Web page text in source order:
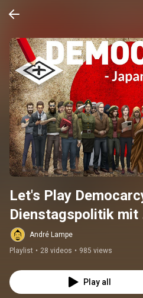
Let's Play
Dienstagspolitik mit
André Lampe
Playlist • 28 videos • 985 views
Play all